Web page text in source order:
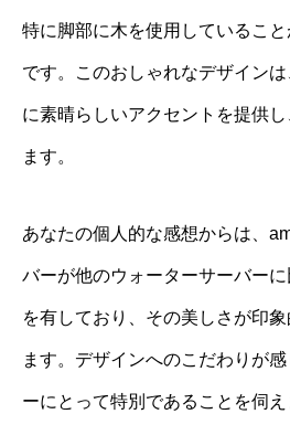
特に脚部に木を使用しているこ
です。このおしゃれなデザイン
に素晴らしいアクセントを提供
ます。
あなたの個人的な感想からは、
バーが他のウォーターサーバー
を有しており、その美しさが印
ます。デザインへのこだわりが
ーにとって特別であることを伺え